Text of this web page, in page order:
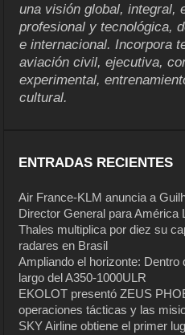
una visión global, integral,
profesional y tecnológica,
e internacional. Incorpora
aviación civil, ejecutiva,
experimental,
cultural.
ENTRADAS RECIENTES
Air France-KLM anuncia a
Director General para América
Thales multiplica por diez su
radares en Brasil
Ampliando el horizonte:
largo del A350-1000ULR
EKOLOT presentó ZEUS
operaciones tácticas y las
SKY Airline obtiene el primer